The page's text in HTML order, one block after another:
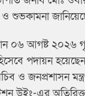
শুভকামনা
০৬ আগষ্ট ২০২৬
পদায়ন
ও জনপ্রশাসন
উইং-এর